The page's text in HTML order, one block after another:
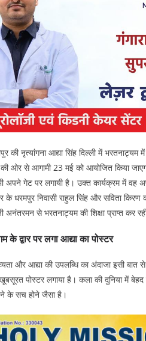
की नृत्यांगना आद्या सिंह दिल्ली में
ओर से आगामी 23 मई को आयोजित किया
अपने गेट पर लगायी है। उक्त कार्यक्रम में वह
के धरमपुर निवासी राहुल सिंह और सविता
अनंतरमन से भरतनाट्यम की शिक्षा प्राप्त कर
के द्वार पर लगा आद्या का पोस्टर
और आद्या की उपलब्धि का अंदाजा इसी
पोस्टर लगाया है। कला की दुनिया में
के सच होने जैसा है।